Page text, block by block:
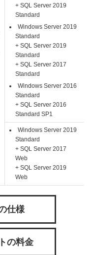
+ SQL Server 2019
Standard
Windows Server 2019
Standard
+ SQL Server 2019
Standard
+ SQL Server 2017
Standard
Windows Server 2016
Standard
+ SQL Server 2016
Standard SP1
Windows Server 2019
Standard
+ SQL Server 2017
Web
+ SQL Server 2019
Web
仕様
の料金